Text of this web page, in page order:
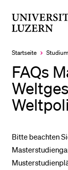
Startseite Studium
FAQs
Bitte beachten
LETZTE
DIE UNI FÜR…
Forschende